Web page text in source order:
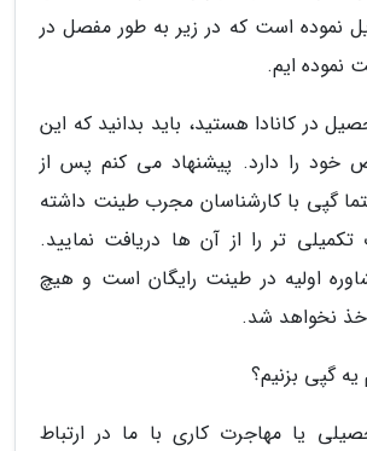
نموده است که در زیر به طور مفصل در
ایم.
در کانادا هستید، باید بدانید که این
خود را دارد. پیشنهاد می کنم پس از
گپی با کارشناسان مجرب طینت داشته
تکمیلی تر را از آن ها دریافت نمایید.
اولیه در طینت رایگان است و هیچ
نخواهد شد.
گپی بزنیم؟
یا مهاجرت کاری با ما در ارتباط